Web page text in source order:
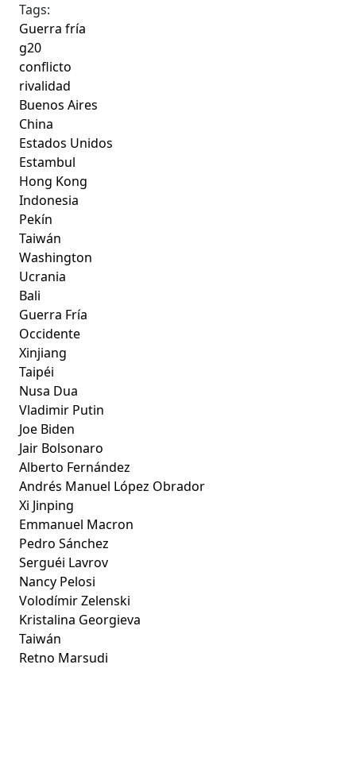
Tags:
Guerra fría
g20
conflicto
rivalidad
Buenos Aires
China
Estados Unidos
Estambul
Hong Kong
Indonesia
Pekín
Taiwán
Washington
Ucrania
Bali
Guerra Fría
Occidente
Xinjiang
Taipéi
Nusa Dua
Vladimir Putin
Joe Biden
Jair Bolsonaro
Alberto Fernández
Andrés Manuel López Obrador
Xi Jinping
Emmanuel Macron
Pedro Sánchez
Serguéi Lavrov
Nancy Pelosi
Volodímir Zelenski
Kristalina Georgieva
Taiwán
Retno Marsudi